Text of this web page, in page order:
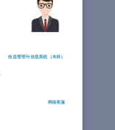
信息管理与信息系统（本科）
网络客服